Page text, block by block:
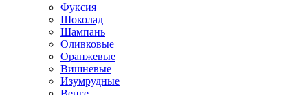
Фуксия
Шоколад
Шампань
Оливковые
Оранжевые
Вишневые
Изумрудные